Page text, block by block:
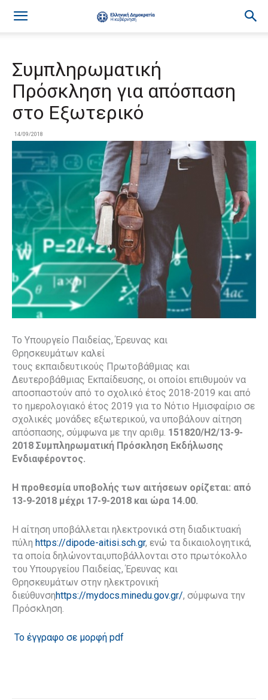
Συμπληρωματική
Πρόσκληση για απόσπαση
στο Εξωτερικό
14/09/2018
Το Υπουργείο Παιδείας, Έρευνας και
Θρησκευμάτων καλεί
τους εκπαιδευτικούς Πρωτοβάθμιας και
Δευτεροβάθμιας Εκπαίδευσης, οι οποίοι επιθυμούν να
αποσπαστούν από το σχολικό έτος 2018-2019 και από
το ημερολογιακό έτος 2019 για το Νότιο Ημισφαίριο σε
σχολικές μονάδες εξωτερικού, να υποβάλουν αίτηση
απόσπασης, σύμφωνα με την αριθμ. 151820/Η2/13-9-
2018 Συμπληρωματική Πρόσκληση Εκδήλωσης
Ενδιαφέροντος.
Η προθεσμία υποβολής των αιτήσεων ορίζεται: από
13-9-2018 μέχρι 17-9-2018 και ώρα 14.00.
Η αίτηση υποβάλλεται ηλεκτρονικά στη διαδικτυακή
πύλη https://dipode-aitisi.sch.gr, ενώ τα δικαιολογητικά,
τα οποία δηλώνονται,υποβάλλονται στο πρωτόκολλο
του Υπουργείου Παιδείας, Έρευνας και
Θρησκευμάτων στην ηλεκτρονική
διεύθυνσηhttps://mydocs.minedu.gov.gr/, σύμφωνα την
Πρόσκληση.
Το έγγραφο σε μορφή pdf